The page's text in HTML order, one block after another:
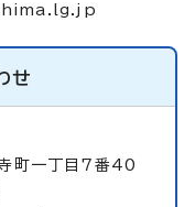
せ
町一丁目7番40